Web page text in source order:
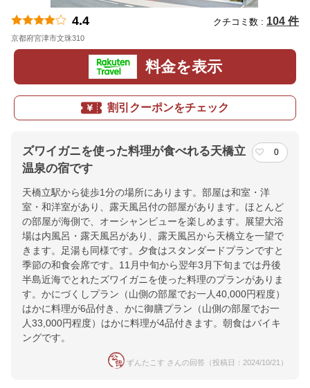
4.4 クチコミ数 : 104 件
京都府宮津市文珠310
料金を表示
割引クーポンをチェック
ズワイガニを使った料理が食べれる天橋立
温泉の宿です
0
天橋立駅から徒歩1分の場所にあります。部屋は和室・洋
室・和洋室があり、露天風呂付の部屋があります。ほとんど
の部屋が海側で、オーシャンビューを楽しめます。展望大浴
場は内風呂・露天風呂があり、露天風呂から天橋立を一望で
きます。足湯も同様です。夕食はスタンダードプランですと
季節の和食会席です。11月中旬から翌年3月下旬までは丹後
半島近海でとれたズワイガニを使った料理のプランがありま
す。かにづくしプラン（山側の部屋でお一人40,000円程度）
はかに料理が6品付き、かに御膳プラン（山側の部屋でお一
人33,000円程度）はかに料理が4品付きます。朝食はバイキ
ングです。
ずんたこす さんの回答（投稿日：2024/10/21）